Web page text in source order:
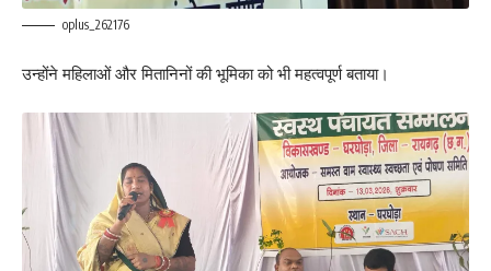
oplus_262176
उन्होंने महिलाओं और मितानिनों की भूमिका को भी महत्वपूर्ण बताया।